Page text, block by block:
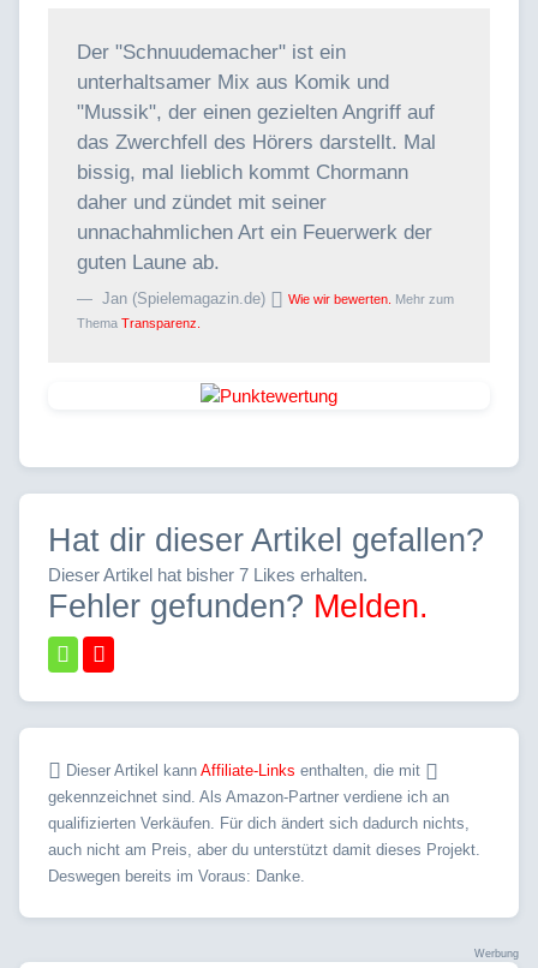
Der "Schnuudemacher" ist ein
unterhaltsamer Mix aus Komik und
"Mussik", der einen gezielten Angriff auf
das Zwerchfell des Hörers darstellt. Mal
bissig, mal lieblich kommt Chormann
daher und zündet mit seiner
unnachahmlichen Art ein Feuerwerk der
guten Laune ab.
Jan (Spielemagazin.de) Wie wir bewerten. Mehr zum
Thema Transparenz.
Hat dir dieser Artikel gefallen?
Dieser Artikel hat bisher 7 Likes erhalten.
Fehler gefunden? Melden.
Dieser Artikel kann Affiliate-Links enthalten, die mit
gekennzeichnet sind. Als Amazon-Partner verdiene ich an
qualifizierten Verkäufen. Für dich ändert sich dadurch nichts,
auch nicht am Preis, aber du unterstützt damit dieses Projekt.
Deswegen bereits im Voraus: Danke.
Werbung